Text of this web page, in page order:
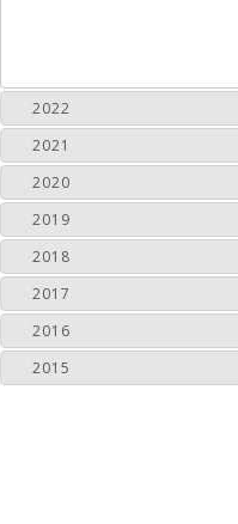
2022
2021
2020
2019
2018
2017
2016
2015